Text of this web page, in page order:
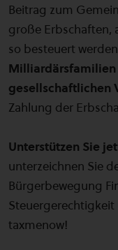
Beitrag zum
große Erbschaften,
so besteuert
Milliardärsfamilien
gesellschaftlichen
Zahlung der
Unterstützen Sie
unterzeichnen Sie
Bürgerbewegung
taxmenow!